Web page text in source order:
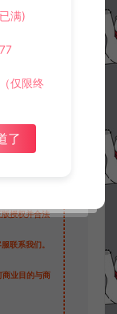
授权并合法
联系我们。
业目的与商
满)
仅限终
了